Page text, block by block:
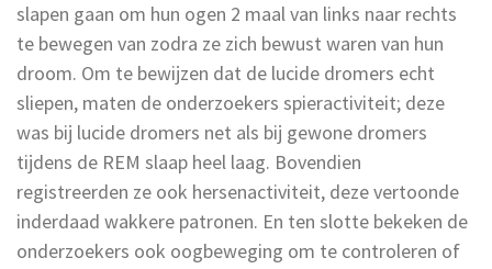
slapen gaan om hun ogen 2 maal van links naar rechts
te bewegen van zodra ze zich bewust waren van hun
droom. Om te bewijzen dat de lucide dromers echt
sliepen, maten de onderzoekers spieractiviteit; deze
was bij lucide dromers net als bij gewone dromers
tijdens de REM slaap heel laag. Bovendien
registreerden ze ook hersenactiviteit, deze vertoonde
inderdaad wakkere patronen. En ten slotte bekeken de
onderzoekers ook oogbeweging om te controleren of